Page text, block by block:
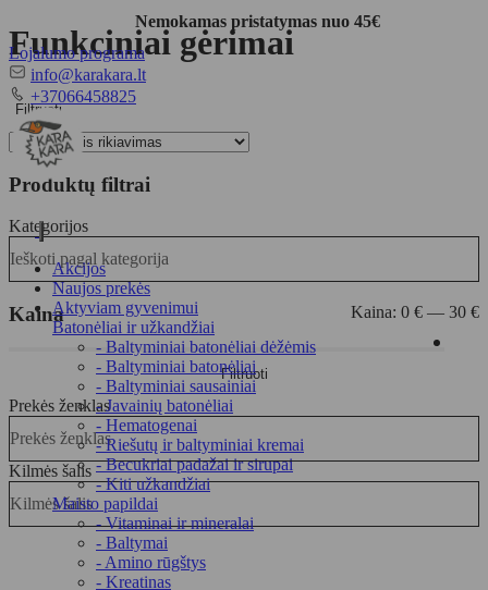
Nemokamas pristatymas nuo 45€
Lojalumo programa
info@karakara.ltEl.
+37066458825Telefonas
Toggle
navigation
Akcijos
Naujos prekės
Aktyviam gyvenimui
Batonėliai ir užkandžiai
- Baltyminiai batonėliai dėžėmis
- Baltyminiai batonėliai
- Baltyminiai sausainiai
- Javainių batonėliai
- Hematogenai
- Riešutų ir baltyminiai kremai
- Becukriai padažai ir sirupai
- Kiti užkandžiai
Maisto papildai
- Vitaminai ir mineralai
- Baltymai
- Amino rūgštys
- Kreatinas
Funkciniai gėrimai
Filtruoti
Produktų filtrai
Kategorijos
Ieškoti pagal kategorija
Kaina
Filtruoti
Kaina: 0 € — 30 €
Prekės ženklas
Prekės ženklas
Kilmės šalis
Kilmės šalis